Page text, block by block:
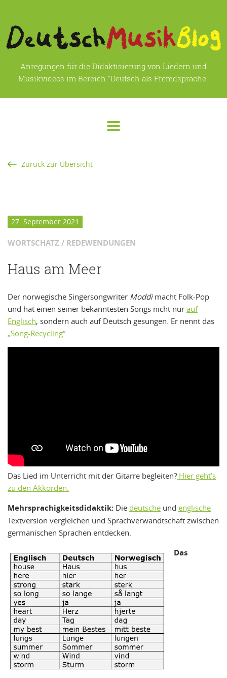
Anregungen für die Didaktisierung von Liedern und
Musikvideos im Bereich "Deutsch als Fremdsprache"
Zurück zur Übersicht
27. September 2021
WORTSCHATZ / REDEWENDUNGEN
Haus am Meer
Der norwegische Singersongwriter Moddimacht Folk-Pop
und hat einen seiner bekanntesten Songs nicht nur auf
Englisch, sondern auch auf Deutsch gesungen. Er nennt das
„Song-Recycling“.
Das Lied im Unterricht mit der Gitarre begleiten? Hier geht’s
zu den Akkorden.
Mehrsprachigkeitsdidaktik: Die deutsche und englische
Textversion vergleichen und Sprachverwandtschaft zwischen
germanischen Sprachen entdecken.
Das